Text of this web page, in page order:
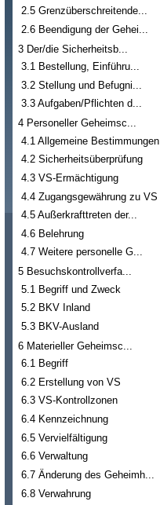
2.5 Grenzüberschreitende...
2.6 Beendigung der Gehei...
3 Der/die Sicherheitsb...
3.1 Bestellung, Einführu...
3.2 Stellung und Befugni...
3.3 Aufgaben/Pflichten d...
4 Personeller Geheimsc...
4.1 Allgemeine Bestimmungen
4.2 Sicherheitsüberprüfung
4.3 VS-Ermächtigung
4.4 Zugangsgewährung zu VS
4.5 Außerkrafttreten der...
4.6 Belehrung
4.7 Weitere personelle G...
5 Besuchskontrollverfa...
5.1 Begriff und Zweck
5.2 BKV Inland
5.3 BKV-Ausland
6 Materieller Geheimsc...
6.1 Begriff
6.2 Erstellung von VS
6.3 VS-Kontrollzonen
6.4 Kennzeichnung
6.5 Vervielfältigung
6.6 Verwaltung
6.7 Änderung des Geheimh...
6.8 Verwahrung